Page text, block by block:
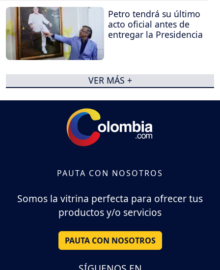
Petro tendrá su último
acto oficial antes de
entregar la Presidencia
VER MÁS +
PAUTA CON NOSOTROS
Somos la vitrina perfecta para ofrecer tus
productos y/o servicios
PAUTA CON NOSOTROS